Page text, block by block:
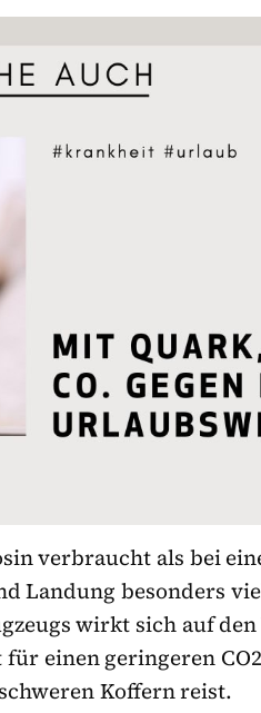
verbraucht als bei
Landung besonders
wirkt sich auf
einen geringeren
Koffern reist.